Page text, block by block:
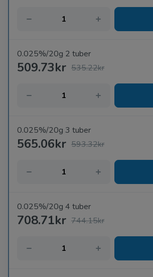
0.025%/20g 2 tuber
509.73kr 535.22kr
0.025%/20g 3 tuber
565.06kr 593.32kr
0.025%/20g 4 tuber
708.71kr 744.15kr